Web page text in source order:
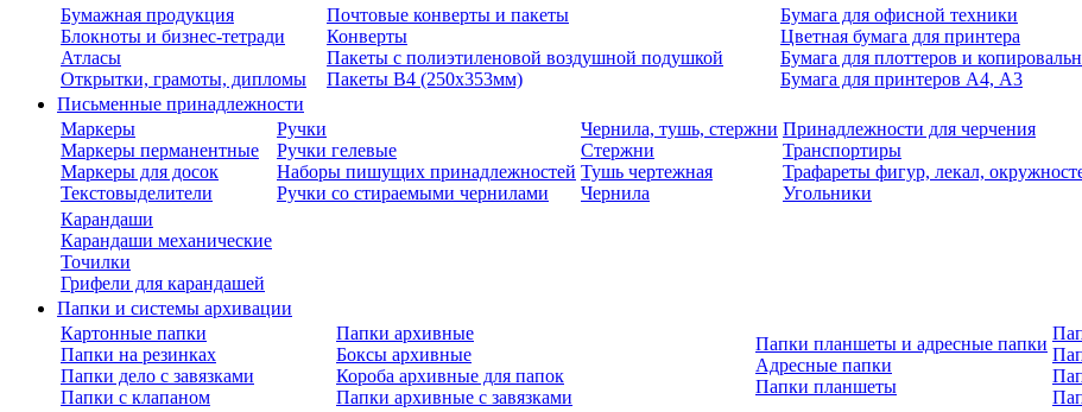
Бумажная продукция
Блокноты и бизнес-тетради
Атласы
Открытки, грамоты, дипломы
Почтовые конверты и пакеты
Конверты
Пакеты с полиэтиленовой воздушной подушкой
Пакеты В4 (250х353мм)
Бумага для офисной техники
Цветная бумага для принтера
Бумага для плоттеров и
Бумага для принтеров А4, А3
Письменные принадлежности
Маркеры
Маркеры перманентные
Маркеры для досок
Текстовыделители
Ручки
Ручки гелевые
Наборы пишущих принадлежностей
Ручки со стираемыми чернилами
Чернила, тушь, стержни
Стержни
Тушь чертежная
Чернила
Принадлежности для черчения
Транспортиры
Трафареты фигур, лекал,
Угольники
Карандаши
Карандаши механические
Точилки
Грифели для карандашей
Папки и системы архивации
Картонные папки
Папки на резинках
Папки дело с завязками
Папки с клапаном
Папки архивные
Боксы архивные
Короба архивные для папок
Папки архивные с завязками
Папки планшеты и адресные папки
Адресные папки
Папки планшеты